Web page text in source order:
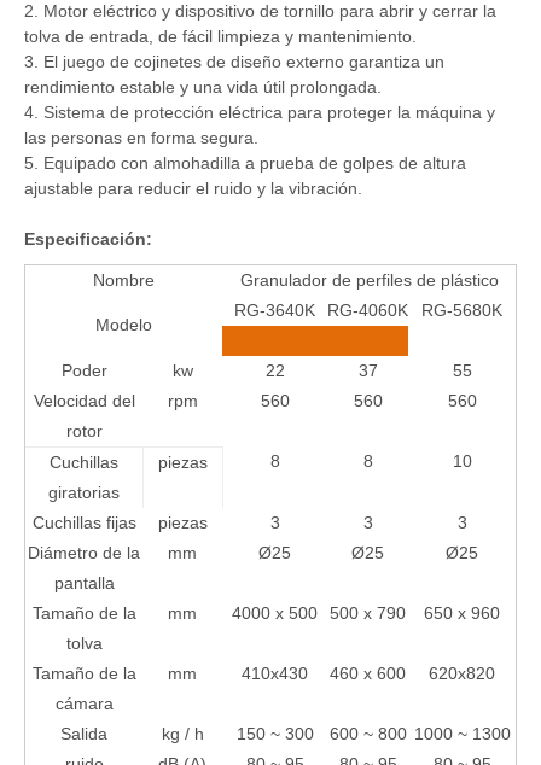
2. Motor eléctrico y dispositivo de tornillo para abrir y cerrar la
tolva de entrada, de fácil limpieza y mantenimiento.
3. El juego de cojinetes de diseño externo garantiza un
rendimiento estable y una vida útil prolongada.
4. Sistema de protección eléctrica para proteger la máquina y
las personas en forma segura.
5. Equipado con almohadilla a prueba de golpes de altura
ajustable para reducir el ruido y la vibración.
Especificación:
Nombre Granulador de perfiles de plástico
Modelo
RG-3640K RG-4060K RG-5680K
Poder kw 22 37
55
Velocidad del
rotor
rpm 560 560 560
Cuchillas
giratorias
piezas 8 8 10
Cuchillas fijas piezas 3 3
3
Diámetro de la
pantalla
mm Ø25 Ø25 Ø25
Tamaño de la
tolva
mm 4000 x 500 500 x 790 650 x 960
Tamaño de la
cámara
mm 410x430 460 x 600 620x820
Salida kg / h 150 ~ 300 600 ~ 800 1000 ~ 1300